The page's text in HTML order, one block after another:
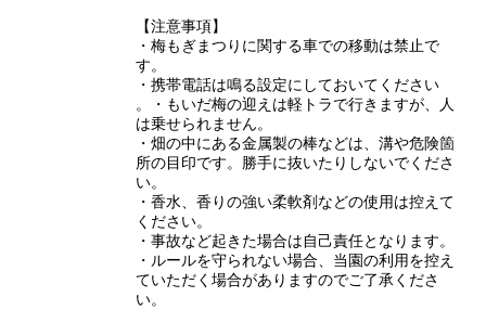
【注意事項】
・梅もぎまつりに関する車での移動は禁止で
す。
・携帯電話は鳴る設定にしておいてください
。・もいだ梅の迎えは軽トラで行きますが、人
は乗せられません。
・畑の中にある金属製の棒などは、溝や危険箇
所の目印です。勝手に抜いたりしないでくださ
い。
・香水、香りの強い柔軟剤などの使用は控えて
ください。
・事故など起きた場合は自己責任となります。
・ルールを守られない場合、当園の利用を控え
ていただく場合がありますのでご了承くださ
い。